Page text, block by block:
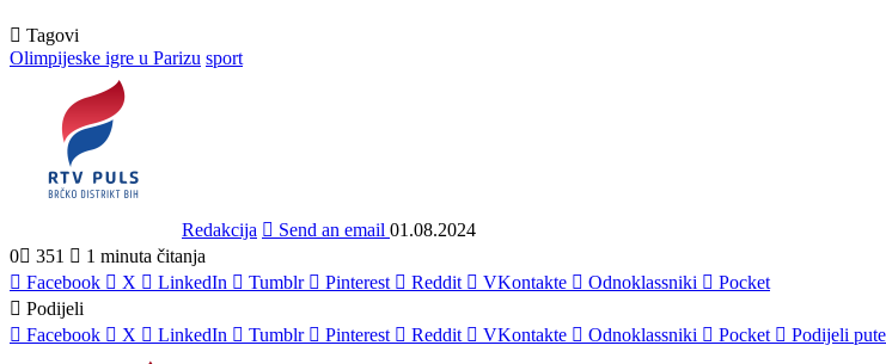
Tagovi
Olimpijeske igre u Parizu sport
Redakcija Send an email 01.08.2024
0
351
1 minuta čitanja
Facebook
X LinkedIn Tumblr Pinterest Reddit VKontakte Odnoklassniki
Pocket
Podijeli
Facebook
X LinkedIn Tumblr Pinterest Reddit VKontakte Odnoklassniki Pocket Podijeli